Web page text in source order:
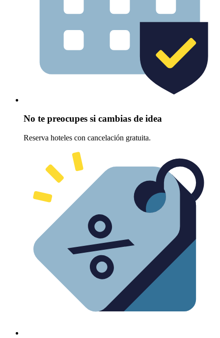
No te preocupes si cambias de idea
Reserva hoteles con cancelación gratuita.